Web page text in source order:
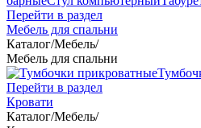
Перейти в раздел
Мебель для спальни
Каталог/Мебель/
Мебель для спальни
Перейти в раздел
Кровати
Каталог/Мебель/